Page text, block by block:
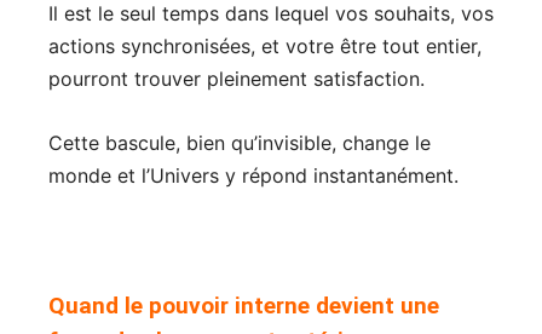
Il est le seul temps dans lequel vos souhaits, vos
actions synchronisées, et votre être tout entier,
pourront trouver pleinement satisfaction.
Cette bascule, bien qu’invisible, change le
monde et l’Univers y répond instantanément.
Quand le pouvoir interne devient une